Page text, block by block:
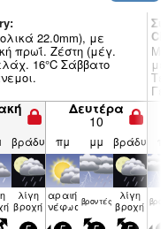
22.0mm), με
πρωΐ. Ζέστη (μέγ.
16°C Σάββατο
Δευτέρα
10
βράδυ πμ μμ βράδυ
λίγη
βροχή
αραιή
νέφωσηβρον­τές λίγη
βροχή